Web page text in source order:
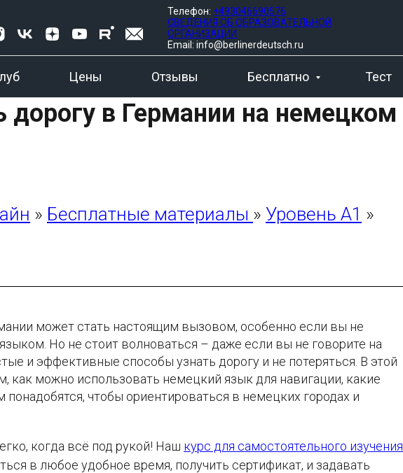
Телефон: +493046690576
СВЕДЕНИЯ ОБ ОБРАЗОВАТЕЛЬНОЙ
ОРГАНИЗАЦИИ
Email: info@berlinerdeutsch.ru
Цены Отзывы Бесплатно Тест
дорогу в Германии на немецком
» Бесплатные материалы » Уровень А1 »
может стать настоящим вызовом, особенно если вы не
Но не стоит волноваться – даже если вы не говорите на
и эффективные способы узнать дорогу и не потеряться. В этой
как можно использовать немецкий язык для навигации, какие
чтобы ориентироваться в немецких городах и
когда всё под рукой! Наш курс для самостоятельного изучения
в любое удобное время, получить сертификат, и задавать